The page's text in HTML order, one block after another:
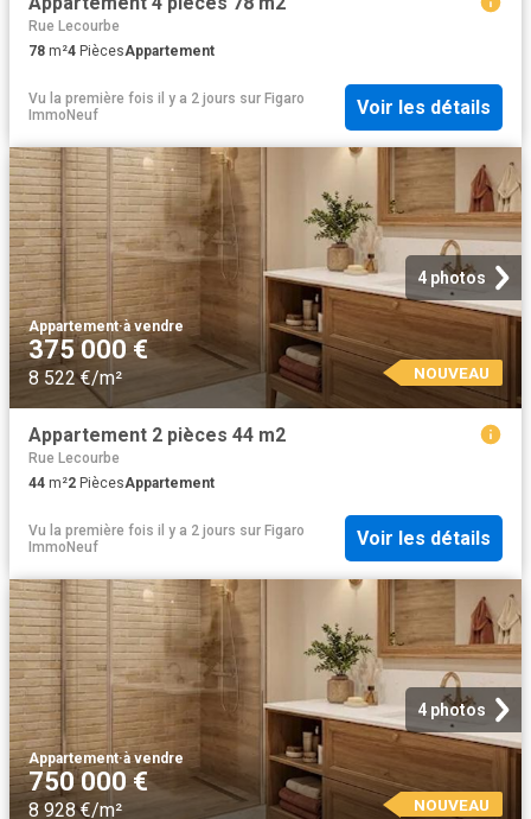
Rue Lecourbe
78 m²4 PiècesAppartement
Vu la première fois il y a 2 jours sur Figaro
ImmoNeuf
Voir les détails
4 photos
Appartement·à vendre
375 000 €
8 522 €/m² NOUVEAU
Appartement 2 pièces 44 m2
Rue Lecourbe
44 m²2 PiècesAppartement
Vu la première fois il y a 2 jours sur Figaro
ImmoNeuf
Voir les détails
4 photos
Appartement·à vendre
750 000 €
8 928 €/m² NOUVEAU